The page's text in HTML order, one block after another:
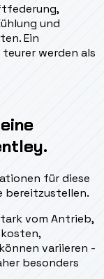
und
Ein
werden als
für diese
bereitzustellen.
vom Antrieb,
variieren -
besonders